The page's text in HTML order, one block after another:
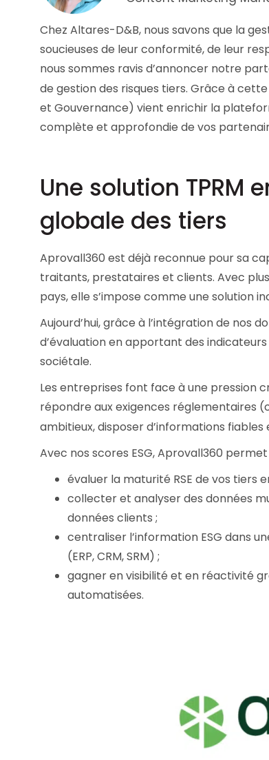
décisions ​et
l’attitude de
nos engagements.
Découvrir nos valeurs
Chez Altares-D&B, nous savons que la
soucieuses de leur conformité, de leur
nous sommes ravis d’annoncer notre
de gestion des risques tiers. Grâce à
et Gouvernance) vient enrichir la
complète et approfondie de vos
Une solution TPRM
globale des tiers
Aprovall360 est déjà reconnue pour sa
traitants, prestataires et clients. Avec
pays, elle s’impose comme une solution
Aujourd’hui, grâce à l’intégration de nos
d’évaluation en apportant des
sociétale.
Les entreprises font face à une pression
répondre aux exigences réglementaires
ambitieux, disposer d’informations
Avec nos scores ESG, Aprovall360
évaluer la maturité RSE de vos tiers
collecter et analyser des données
données clients ;
centraliser l’information ESG dans
(ERP, CRM, SRM) ;
gagner en visibilité et en réactivité
automatisées.